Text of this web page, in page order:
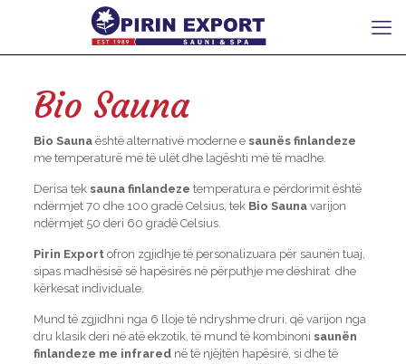
Bio Sauna
Bio Saunaështë alternativë moderne e saunës finlandeze
me temperaturë më të ulët dhe lagështi më të madhe.
Derisa tek sauna finlandeze temperatura e përdorimit është
ndërmjet 70 dhe 100 gradë Celsius, tek Bio Saunavarijon
ndërmjet 50 deri 60 gradë Celsius.
Pirin Exportofron zgjidhje të personalizuara për saunën tuaj,
sipas madhësisë së hapësirës në përputhje me dëshirat dhe
kërkesat individuale.
Mund të zgjidhni nga 6 lloje të ndryshme druri, që varijon nga
dru klasik deri në atë ekzotik, të mund të kombinoni saunën
finlandeze me infrarednë të njëjtën hapësirë, si dhe të